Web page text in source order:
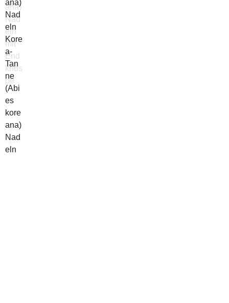
ana)
Nad
eln
mit
End
knos
pe
Kore
a-
Tan
ne
(Abi
es
kore
ana)
Nad
eln